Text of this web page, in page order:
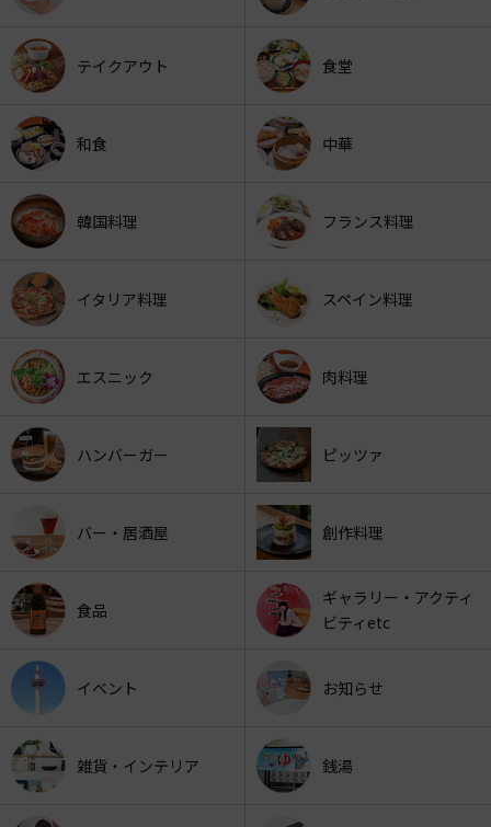
テイクアウト 食堂
和食 中華
韓国料理 フランス料理
イタリア料理 スペイン料理
エスニック 肉料理
ハンバーガー ピッツァ
バー・居酒屋 創作料理
食品
ギャラリー・アクティ
ビティetc
イベント お知らせ
雑貨・インテリア 銭湯